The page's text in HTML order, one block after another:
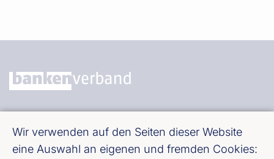
Wir verwenden auf den Seiten dieser Website
eine Auswahl an eigenen und fremden Cookies:
Burgstraße 28, 10178 Berlin